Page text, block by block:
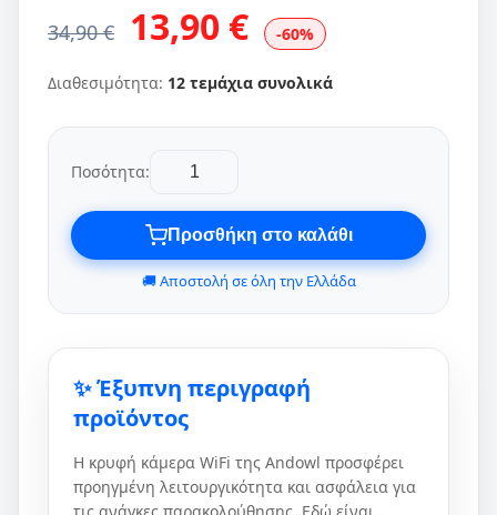
34,90 € 13,90 € -60%
Διαθεσιμότητα: 12 τεμάχια συνολικά
Ποσότητα:
Προσθήκη στο καλάθι
🚚 Αποστολή σε όλη την Ελλάδα
✨ Έξυπνη περιγραφή
προϊόντος
Η κρυφή κάμερα WiFi της Andowl προσφέρει
προηγμένη λειτουργικότητα και ασφάλεια για